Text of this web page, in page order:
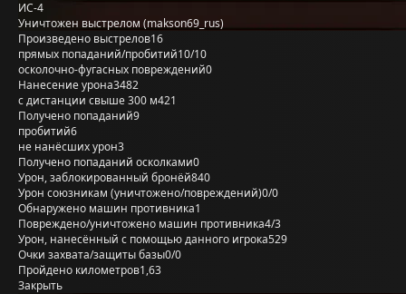
ИС-4
Уничтожен выстрелом (makson69_rus)
Произведено выстрелов16
прямых попаданий/пробитий10/10
осколочно-фугасных повреждений0
Нанесение урона3482
с дистанции свыше 300 м421
Получено попаданий9
пробитий6
не нанёсших урон3
Получено попаданий осколками0
Урон, заблокированный бронёй840
Урон союзникам (уничтожено/повреждений)0/0
Обнаружено машин противника1
Повреждено/уничтожено машин противника4/3
Урон, нанесённый с помощью данного игрока529
Очки захвата/защиты базы0/0
Пройдено километров1,63
Закрыть